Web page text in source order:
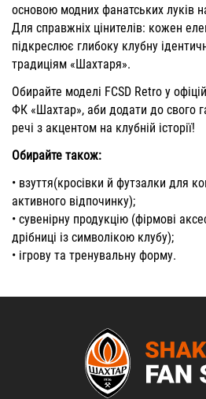
основою модних фанатських луків
Для справжніх цінителів: кожен
підкреслює глибоку клубну
традиціям «Шахтаря».
Обирайте моделі FCSD Retro у
ФК «Шахтар», аби додати до свого
речі з акцентом на клубній історії!
Обирайте також:
• взуття(кросівки й футзалки для
активного відпочинку);
• сувенірну продукцію (фірмові
дрібниці із символікою клубу);
• ігрову та тренувальну форму.